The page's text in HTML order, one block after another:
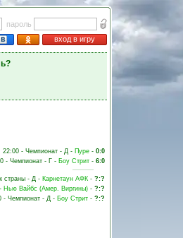
пароль
вход в игру
22:00 - Чемпионат - Д - Пуре - 0:0
- Чемпионат - Г - Боу Стрит - 6:0
страны - Д - Карнетаун АФК - ?:?
Нью Вайбс (Амер. Виргины) - ?:?
- Чемпионат - Д - Боу Стрит - ?:?